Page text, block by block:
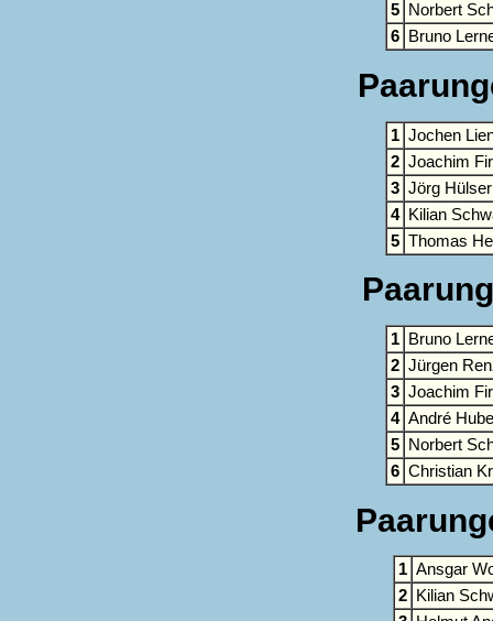
5
Norbert
6
Bruno
1 Jochen
2 Joachim
3 Jörg
4 Kilian
5 Thomas
1
Bruno
2 Jürgen
3 Joachim
4 André
5
Norbert
6 Christian
1 Ansgar
2
Kilian